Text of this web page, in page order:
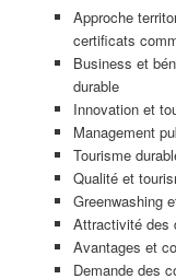
Approche
certificats
Business et
durable
Innovation et
Management
Tourisme
Qualité et
Greenwashing
Attractivité des
Avantages et
Demande des